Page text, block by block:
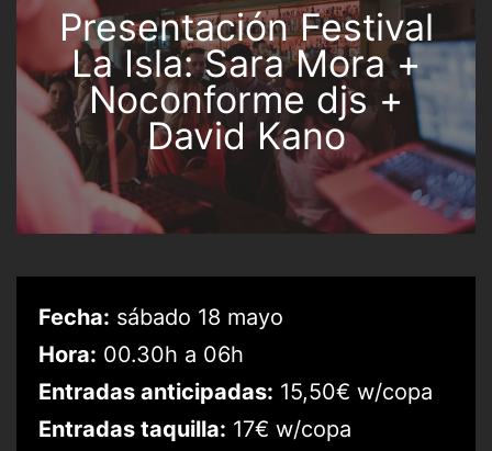
Presentación Festival
La Isla: Sara Mora +
Noconforme djs +
David Kano
Fecha: sábado 18 mayo
Hora: 00.30h a 06h
Entradas anticipadas: 15,50€ w/copa
Entradas taquilla: 17€ w/copa